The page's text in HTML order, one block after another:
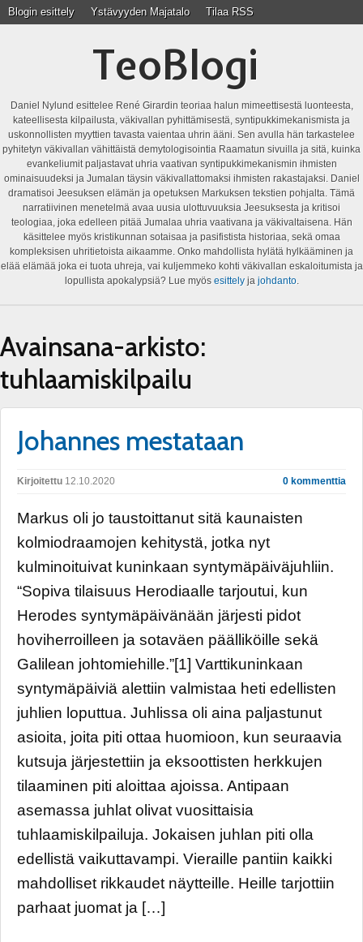
Blogin esittely Ystävyyden Majatalo Tilaa RSS
TeoBlogi
Daniel Nylund esittelee René Girardin teoriaa halun mimeettisestä luonteesta,
kateellisesta kilpailusta, väkivallan pyhittämisestä, syntipukkimekanismista ja
uskonnollisten myyttien tavasta vaientaa uhrin ääni. Sen avulla hän tarkastelee
pyhitetyn väkivallan vähittäistä demytologisointia Raamatun sivuilla ja sitä, kuinka
evankeliumit paljastavat uhria vaativan syntipukkimekanismin ihmisten
ominaisuudeksi ja Jumalan täysin väkivallattomaksi ihmisten rakastajaksi. Daniel
dramatisoi Jeesuksen elämän ja opetuksen Markuksen tekstien pohjalta. Tämä
narratiivinen menetelmä avaa uusia ulottuvuuksia Jeesuksesta ja kritisoi
teologiaa, joka edelleen pitää Jumalaa uhria vaativana ja väkivaltaisena. Hän
käsittelee myös kristikunnan sotaisaa ja pasifistista historiaa, sekä omaa
kompleksisen uhritietoista aikaamme. Onko mahdollista hylätä hylkääminen ja
elää elämää joka ei tuota uhreja, vai kuljemmeko kohti väkivallan eskaloitumista ja
lopullista apokalypsiä? Lue myös esittelyja johdanto.
Avainsana-arkisto:
tuhlaamiskilpailu
Johannes mestataan
Kirjoitettu 12.10.2020 0 kommenttia
Markus oli jo taustoittanut sitä kaunaisten
kolmiodraamojen kehitystä, jotka nyt
kulminoituivat kuninkaan syntymäpäiväjuhliin.
“Sopiva tilaisuus Herodiaalle tarjoutui, kun
Herodes syntymäpäivänään järjesti pidot
hoviherroilleen ja sotaväen päälliköille sekä
Galilean johtomiehille.”[1] Varttikuninkaan
syntymäpäiviä alettiin valmistaa heti edellisten
juhlien loputtua. Juhlissa oli aina paljastunut
asioita, joita piti ottaa huomioon, kun seuraavia
kutsuja järjestettiin ja eksoottisten herkkujen
tilaaminen piti aloittaa ajoissa. Antipaan
asemassa juhlat olivat vuosittaisia
tuhlaamiskilpailuja. Jokaisen juhlan piti olla
edellistä vaikuttavampi. Vieraille pantiin kaikki
mahdolliset rikkaudet näytteille. Heille tarjottiin
parhaat juomat ja […]